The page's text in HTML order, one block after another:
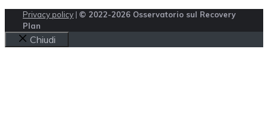
Privacy policy | © 2022-2026 Osservatorio sul Recovery
Plan
Chiudi